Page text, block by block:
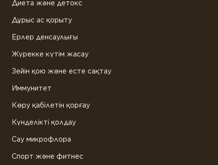
Диета және детокс
Дұрыс ас қорыту
Ерлер денсаулығы
Жүрекке күтім жасау
Зейін қою және есте сақтау
Иммунитет
Көру қабілетін қорғау
Күнделікті қолдау
Сау микрофлора
Спорт және фитнес